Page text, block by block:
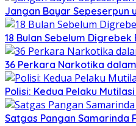
Jangan Bayar Sepeserpun
18 Bulan Sebelum
36 Perkara Narkotika
Polisi: Kedua Pelaku
Satgas Pangan Samarinda